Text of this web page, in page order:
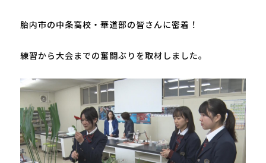
胎内市の中条高校・華道部の皆さんに密着！
練習から大会までの奮闘ぶりを取材しました。